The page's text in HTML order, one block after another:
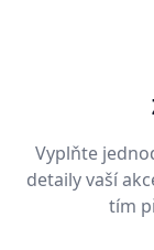
Vyplňte
detaily vaší
tím